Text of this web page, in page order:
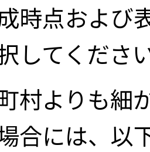
時点および
してくださ
村よりも細
合には、以